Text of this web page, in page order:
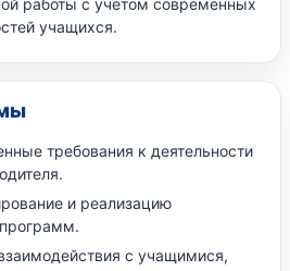
учащихся.
требования к деятельности
и реализацию
с учащимися,